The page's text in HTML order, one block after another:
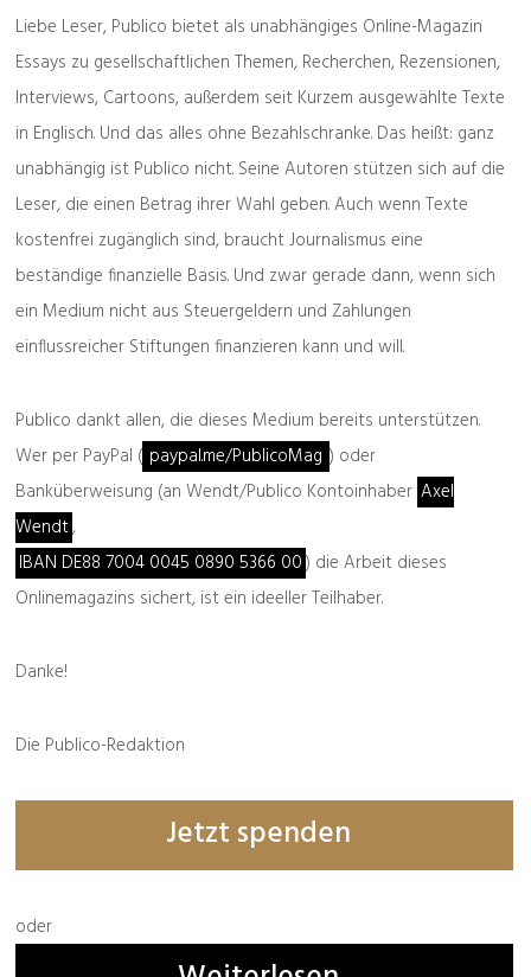
Liebe Leser, Publico bietet als unabhängiges Online-Magazin
Essays zu gesellschaftlichen Themen, Recherchen, Rezensionen,
Interviews, Cartoons, außerdem seit Kurzem ausgewählte Texte
in Englisch. Und das alles ohne Bezahlschranke. Das heißt: ganz
unabhängig ist Publico nicht. Seine Autoren stützen sich auf die
Leser, die einen Betrag ihrer Wahl geben. Auch wenn Texte
kostenfrei zugänglich sind, braucht Journalismus eine
beständige finanzielle Basis. Und zwar gerade dann, wenn sich
ein Medium nicht aus Steuergeldern und Zahlungen
einflussreicher Stiftungen finanzieren kann und will.
Publico dankt allen, die dieses Medium bereits unterstützen.
Wer per PayPal ( paypal.me/PublicoMag ) oder
Banküberweisung (an Wendt/Publico Kontoinhaber Axel
Wendt,
IBAN DE88 7004 0045 0890 5366 00) die Arbeit dieses
Onlinemagazins sichert, ist ein ideeller Teilhaber.
Danke!
Die Publico-Redaktion
Jetzt spenden
oder